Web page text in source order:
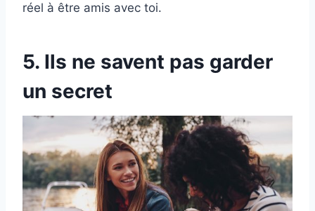
réel à être amis avec toi.
5. Ils ne savent pas garder
un secret